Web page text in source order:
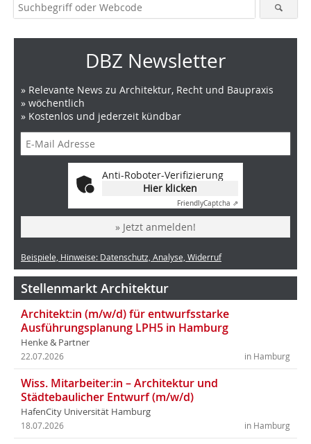
DBZ Newsletter
» Relevante News zu Architektur, Recht und Baupraxis
» wöchentlich
» Kostenlos und jederzeit kündbar
Anti-Roboter-Verifizierung
Hier klicken
FriendlyCaptcha ⇗
» Jetzt anmelden!
Beispiele, Hinweise: Datenschutz, Analyse, Widerruf
Stellenmarkt Architektur
Architekt:in (m/w/d) für entwurfsstarke
Ausführungsplanung LPH5 in Hamburg
Henke & Partner
in Hamburg
22.07.2026
Wiss. Mitarbeiter:in – Architektur und
Städtebaulicher Entwurf (m/w/d)
HafenCity Universität Hamburg
in Hamburg
18.07.2026